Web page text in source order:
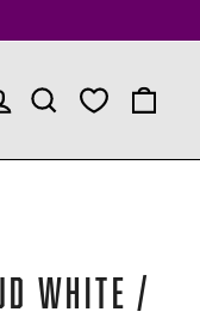
IN
PRODUKTSÖKNING
WHITE /